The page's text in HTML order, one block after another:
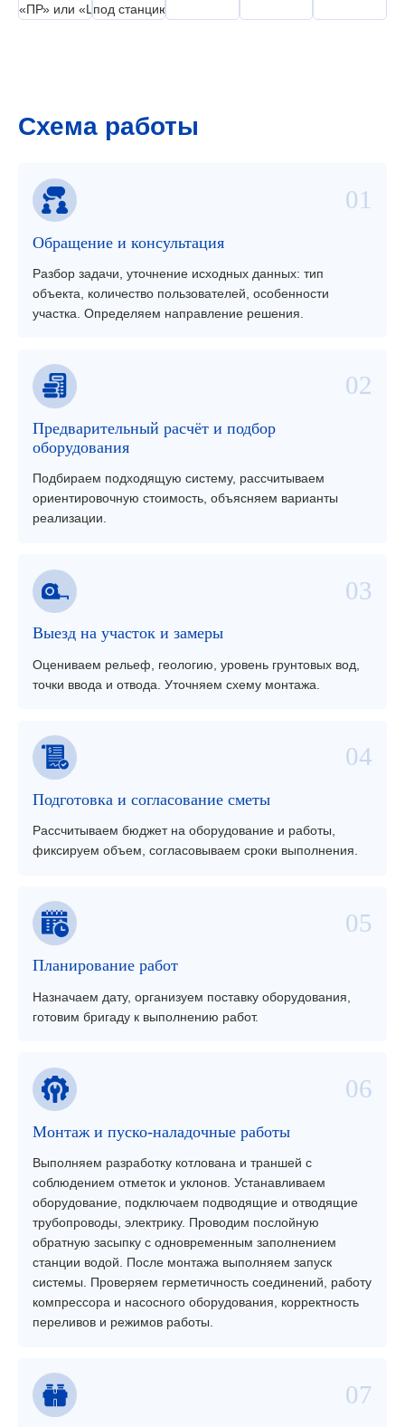
«ПР» или «L».под станцию.
Схема работы
Обращение и консультация
Разбор задачи, уточнение исходных данных: тип
объекта, количество пользователей, особенности
участка. Определяем направление решения.
Предварительный расчёт и подбор
оборудования
Подбираем подходящую систему, рассчитываем
ориентировочную стоимость, объясняем варианты
реализации.
Выезд на участок и замеры
Оцениваем рельеф, геологию, уровень грунтовых вод,
точки ввода и отвода. Уточняем схему монтажа.
Подготовка и согласование сметы
Рассчитываем бюджет на оборудование и работы,
фиксируем объем, согласовываем сроки выполнения.
Планирование работ
Назначаем дату, организуем поставку оборудования,
готовим бригаду к выполнению работ.
Монтаж и пуско-наладочные работы
Выполняем разработку котлована и траншей с
соблюдением отметок и уклонов. Устанавливаем
оборудование, подключаем подводящие и отводящие
трубопроводы, электрику. Проводим послойную
обратную засыпку с одновременным заполнением
станции водой. После монтажа выполняем запуск
системы. Проверяем герметичность соединений, работу
компрессора и насосного оборудования, корректность
переливов и режимов работы.